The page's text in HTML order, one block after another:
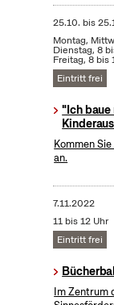
25.10. bis
Montag,
Dienstag, 8
Freitag, 8 bis
Eintritt frei
"Ich baue
Kommen
an.
7.11.2022
11 bis 12 Uhr
Eintritt frei
Im Zentrum